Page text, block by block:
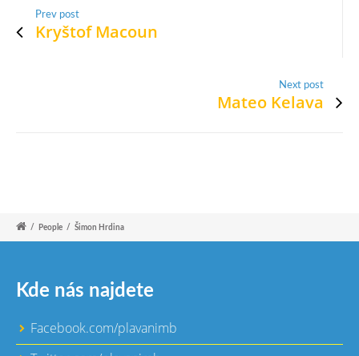
Prev post
Kryštof Macoun
Next post
Mateo Kelava
/ People / Šimon Hrdina
Kde nás najdete
Facebook.com/plavanimb